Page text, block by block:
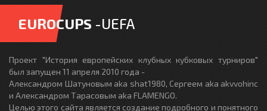
EUROCUPS -UEFA
Проект "История европейских клубных кубковых турниров"
был запущен 11 апреля 2010 года -
Александром Шатуновым aka shat1980, Сергеем aka akvvohinc
и Александром Тарасовым aka FLAMENGO.
Целью этого сайта является создание подробного и понятного